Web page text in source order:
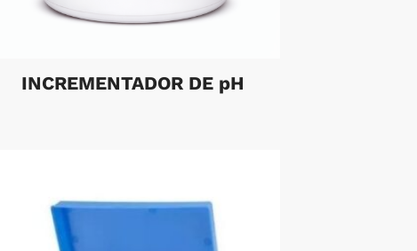
INCREMENTADOR DE pH